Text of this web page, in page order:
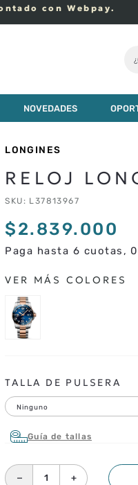
con Webpay.
NOVEDADES
LONGINES
RELOJ
SKU : L37813967
$2.839.000
Paga hasta 6 cuotas,
TALLA DE PULSERA
Ninguno
Guía de tallas
＋
－